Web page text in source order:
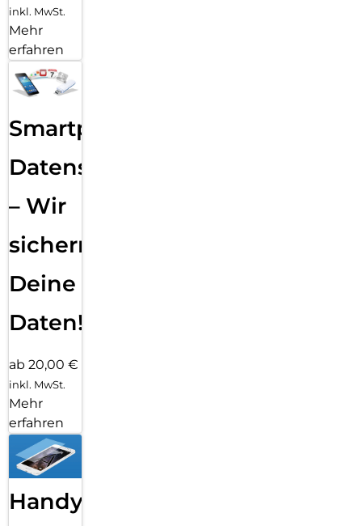
inkl. MwSt.
Mehr
erfahren
Smartphone
Datensicherung
– Wir
sichern
Deine
Daten!
ab 20,00 €
inkl. MwSt.
Mehr
erfahren
Handy